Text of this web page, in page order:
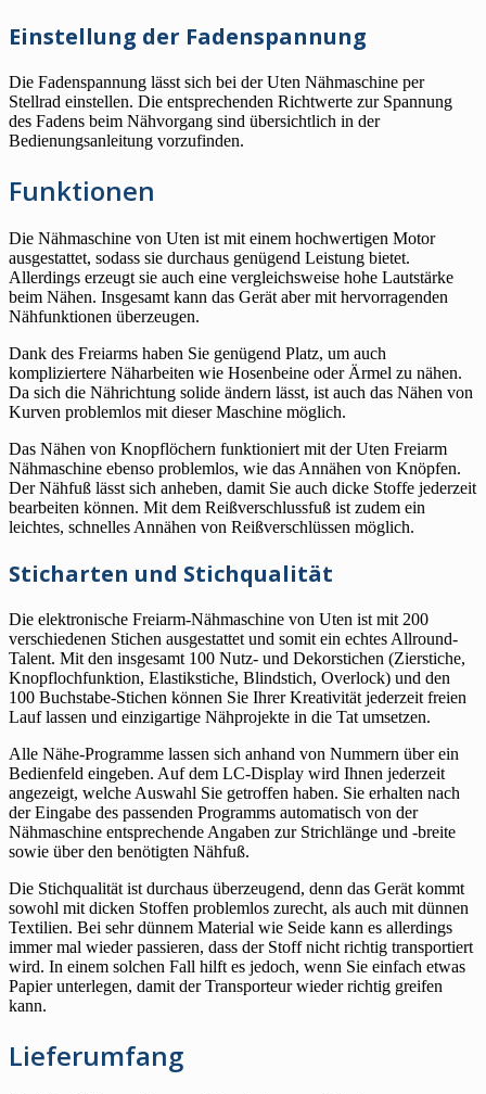
Einstellung der Fadenspannung
Die Fadenspannung lässt sich bei der Uten Nähmaschine per
Stellrad einstellen. Die entsprechenden Richtwerte zur Spannung
des Fadens beim Nähvorgang sind übersichtlich in der
Bedienungsanleitung vorzufinden.
Funktionen
Die Nähmaschine von Uten ist mit einem hochwertigen Motor
ausgestattet, sodass sie durchaus genügend Leistung bietet.
Allerdings erzeugt sie auch eine vergleichsweise hohe Lautstärke
beim Nähen. Insgesamt kann das Gerät aber mit hervorragenden
Nähfunktionen überzeugen.
Dank des Freiarms haben Sie genügend Platz, um auch
kompliziertere Näharbeiten wie Hosenbeine oder Ärmel zu nähen.
Da sich die Nährichtung solide ändern lässt, ist auch das Nähen von
Kurven problemlos mit dieser Maschine möglich.
Das Nähen von Knopflöchern funktioniert mit der Uten Freiarm
Nähmaschine ebenso problemlos, wie das Annähen von Knöpfen.
Der Nähfuß lässt sich anheben, damit Sie auch dicke Stoffe jederzeit
bearbeiten können. Mit dem Reißverschlussfuß ist zudem ein
leichtes, schnelles Annähen von Reißverschlüssen möglich.
Sticharten und Stichqualität
Die elektronische Freiarm-Nähmaschine von Uten ist mit 200
verschiedenen Stichen ausgestattet und somit ein echtes Allround-
Talent. Mit den insgesamt 100 Nutz- und Dekorstichen (Zierstiche,
Knopflochfunktion, Elastikstiche, Blindstich, Overlock) und den
100 Buchstabe-Stichen können Sie Ihrer Kreativität jederzeit freien
Lauf lassen und einzigartige Nähprojekte in die Tat umsetzen.
Alle Nähe-Programme lassen sich anhand von Nummern über ein
Bedienfeld eingeben. Auf dem LC-Display wird Ihnen jederzeit
angezeigt, welche Auswahl Sie getroffen haben. Sie erhalten nach
der Eingabe des passenden Programms automatisch von der
Nähmaschine entsprechende Angaben zur Strichlänge und -breite
sowie über den benötigten Nähfuß.
Die Stichqualität ist durchaus überzeugend, denn das Gerät kommt
sowohl mit dicken Stoffen problemlos zurecht, als auch mit dünnen
Textilien. Bei sehr dünnem Material wie Seide kann es allerdings
immer mal wieder passieren, dass der Stoff nicht richtig transportiert
wird. In einem solchen Fall hilft es jedoch, wenn Sie einfach etwas
Papier unterlegen, damit der Transporteur wieder richtig greifen
kann.
Lieferumfang